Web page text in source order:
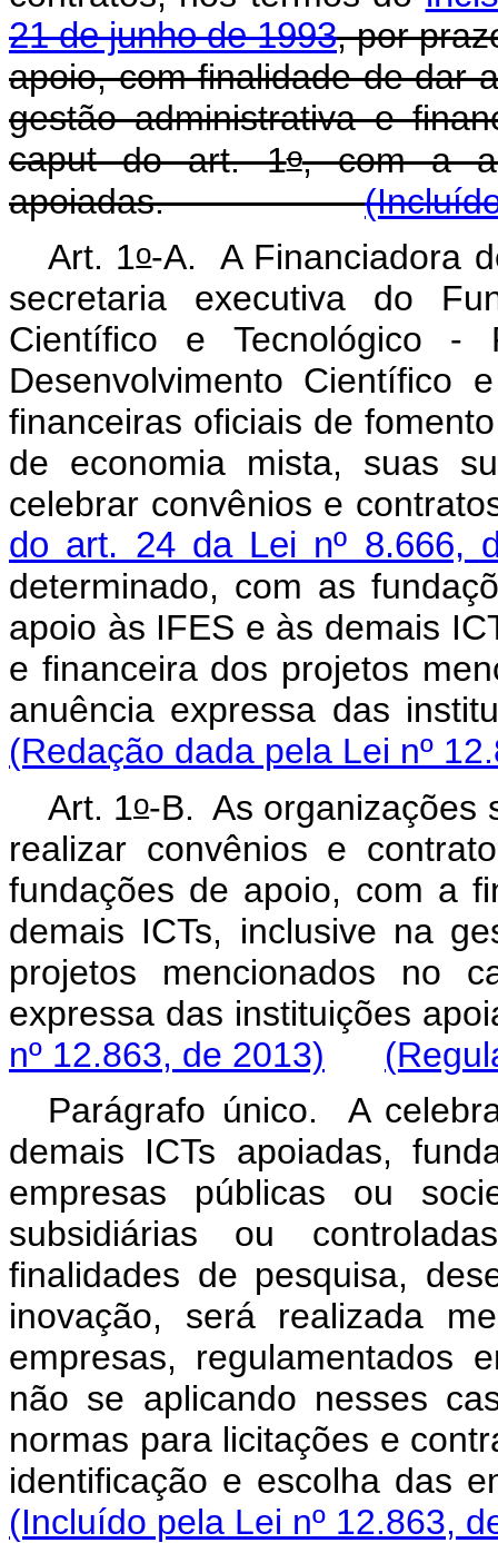
21 de junho de 1993, por
apoio, com finalidade de dar
gestão administrativa e
caputdo art. 1o, com a
apoiadas.
Art. 1o-A. A Financiadora
secretaria executiva do
Científico e Tecnológico -
Desenvolvimento Científico
financeiras oficiais de
de economia mista, suas
celebrar convênios e
do art. 24 da Lei nº 8.666,
determinado, com as
apoio às IFES e às demais
e financeira dos projetos
anuência expressa
(Redação dada pela Lei nº
Art. 1o-B. As organizações
realizar convênios e
fundações de apoio, com a
demais ICTs, inclusive na
projetos mencionados no
expressa das
nº 12.863, de 2013)
Parágrafo único. A
demais ICTs apoiadas,
empresas públicas ou
subsidiárias ou
finalidades de pesquisa,
inovação, será realizada
empresas, regulamentados
não se aplicando nesses
normas para licitações e
identificação e
(Incluído pela Lei nº 12.863,